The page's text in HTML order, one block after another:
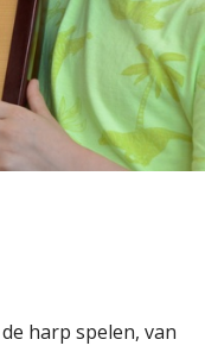
harp spelen, van